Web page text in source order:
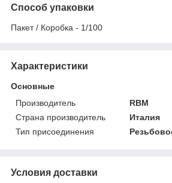
Способ упаковки
Пакет / Коробка - 1/100
Характеристики
Основные
Производитель
RBM
Страна производитель
Италия
Тип присоединения
Условия доставки